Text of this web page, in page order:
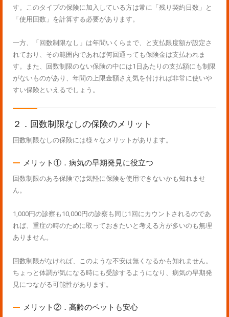
す。このタイプの保険に加入している方は常に「残り契約日数」と
「使用回数」を計算する必要があります。
一方、「回数制限なし」は年間いくらまで、と支払限度額が設定さ
れており、その範囲内であれば何回通っても保険金は支払われま
す。また、回数制限のない保険の中には1日あたりの支払額にも制限
がないものがあり、年間の上限金額さえ気を付ければ非常に使いや
すい保険といえるでしょう。
２．回数制限なしの保険のメリット
回数制限なしの保険には様々なメリットがあります。
メリット①．病気の早期発見に役立つ
回数制限のある保険では気軽に保険を使用できないかも知れませ
ん。
1,000円の診察も10,000円の診察も同じ1回にカウントされるのであ
れば、重症の時のために取っておきたいと考える方が多いのも無理
ありません。
回数制限がなければ、このような不安は無くなるかも知れません。
ちょっと体調が気になる時にも受診するようになり、病気の早期発
見につながる可能性があります。
メリット②．高齢のペットも安心